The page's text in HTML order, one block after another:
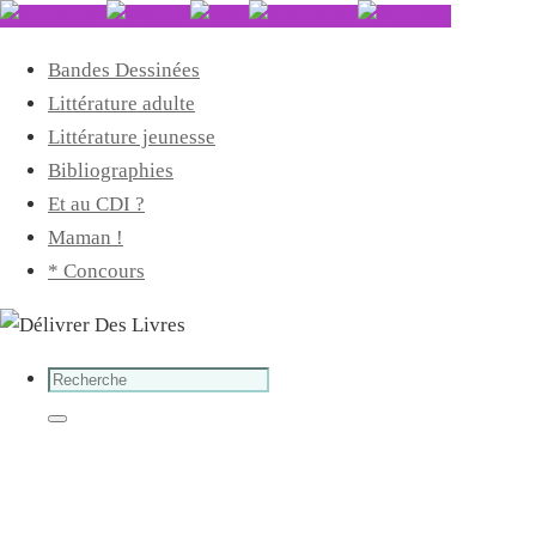
Bandes Dessinées
Littérature adulte
Littérature jeunesse
Bibliographies
Et au CDI ?
Maman !
* Concours
Search
for:
Search